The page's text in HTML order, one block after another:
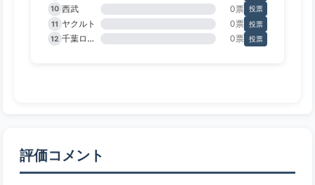
10 西武 0票 投票
11 ヤクルト 0票 投票
12
千葉ロッテ 0票 投票
評価コメント